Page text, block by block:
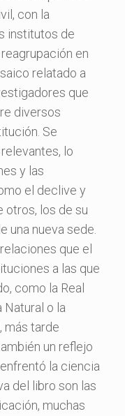
con la
institutos de
en
relatado a
que
diversos
Se
lo
y las
el declive y
otros, los de su
una nueva sede.
que el
a las que
como la Real
Natural o la
más tarde
un reflejo
la ciencia
del libro son las
muchas